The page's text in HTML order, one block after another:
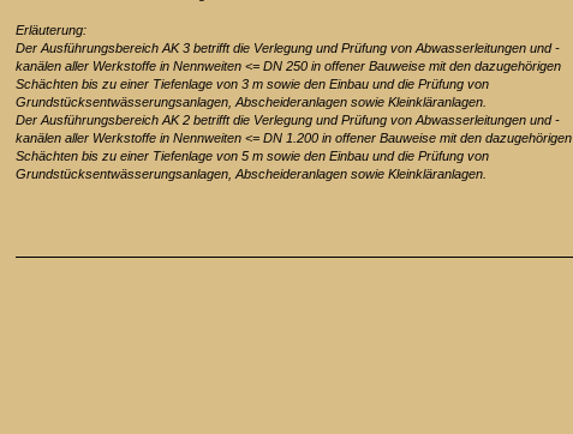
Erläuterung:
Der Ausführungsbereich AK 3 betrifft die Verlegung und Prüfung von Abwasserleitungen und -
kanälen aller Werkstoffe in Nennweiten <= DN 250 in offener Bauweise mit den dazugehörigen
Schächten bis zu einer Tiefenlage von 3 m sowie den Einbau und die Prüfung von
Grundstücksentwässerungsanlagen, Abscheideranlagen sowie Kleinkläranlagen.
Der Ausführungsbereich AK 2 betrifft die Verlegung und Prüfung von Abwasserleitungen und -
kanälen aller Werkstoffe in Nennweiten <= DN 1.200 in offener Bauweise mit den dazugehörigen
Schächten bis zu einer Tiefenlage von 5 m sowie den Einbau und die Prüfung von
Grundstücksentwässerungsanlagen, Abscheideranlagen sowie Kleinkläranlagen.